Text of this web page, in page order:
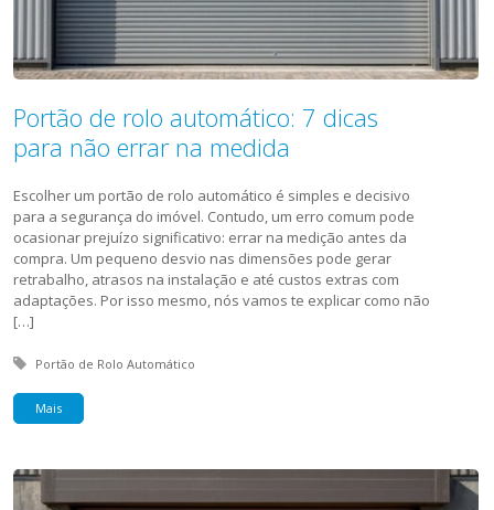
Portão de rolo automático: 7 dicas
para não errar na medida
Escolher um portão de rolo automático é simples e decisivo
para a segurança do imóvel. Contudo, um erro comum pode
ocasionar prejuízo significativo: errar na medição antes da
compra. Um pequeno desvio nas dimensões pode gerar
retrabalho, atrasos na instalação e até custos extras com
adaptações. Por isso mesmo, nós vamos te explicar como não
[…]
Tagged with:
Portão de Rolo Automático
Mais